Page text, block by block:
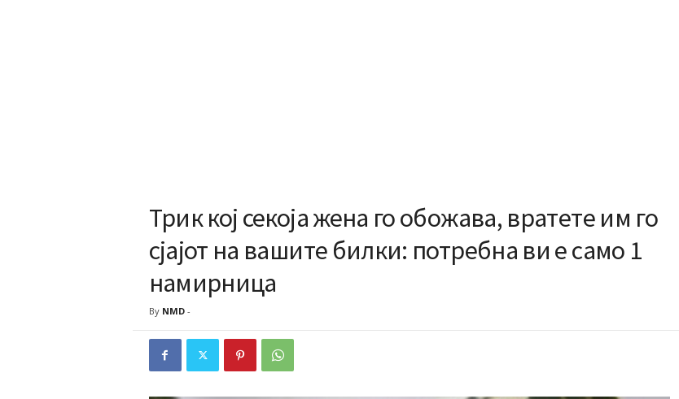
Трик кој секоја жена го обожава, вратете им го
сјајот на вашите билки: потребна ви е само 1
намирница
By NMD-